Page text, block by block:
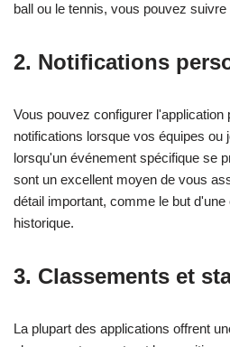
ball ou le tennis, vous pouvez suivre
2. Notifications
Vous pouvez configurer l'application
notifications lorsque vos équipes ou
lorsqu'un événement spécifique se
sont un excellent moyen de vous
détail important, comme le but d'une
historique.
3. Classements et
La plupart des applications offrent